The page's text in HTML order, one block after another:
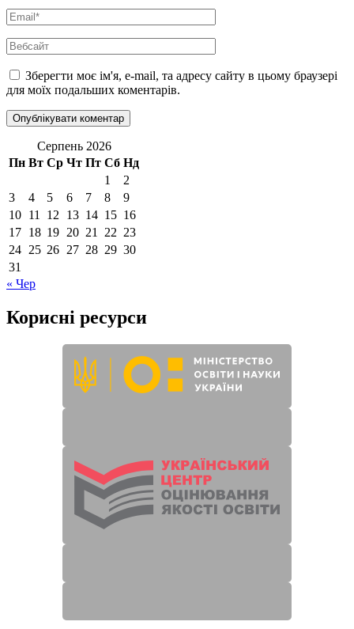
Email*
Вебсайт
Зберегти моє ім'я, e-mail, та адресу сайту в цьому браузері
для моїх подальших коментарів.
Серпень 2026
Пн Вт Ср Чт Пт Сб Нд
1
2
3
4 5 6 7 8
9
10 11 12 13 14 15 16
17 18 19 20 21 22 23
24 25 26 27 28 29 30
31
« Чер
Корисні ресурси